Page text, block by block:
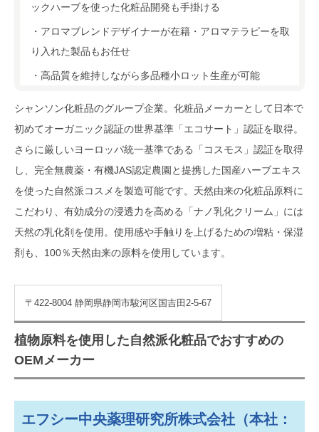
ックハーブを使った化粧品開発も手掛ける
・アロマブレンドデザイナーが在籍・アロマテラピーを取
り入れた製品もお任せ
・高品質を維持しながら多品種小ロット生産が可能
シャンソン化粧品のグループ企業。化粧品メーカーとして日本で
初めてオーガニック認証の世界基準「エコサート」認証を取得。
さらに厳しいヨーロッパ統一基準である「コスモス」認証を取得
し、完全無農薬・有機JAS認定農園と提携した国産ハーブエキス
を使った自然派コスメを製造可能です。天然由来の化粧品原料に
こだわり、有効成分の浸透力を高める「ナノ乳化クリーム」には
天然の乳化剤を使用。使用感や手触りを上げるための増粘・保湿
剤も、100％天然由来の原料を使用しています。
〒422-8004 静岡県静岡市駿河区国吉田2-5-67
植物原料を使用した自然派化粧品でおすすめの
OEMメーカー
エフシー中央薬理研究所株式会社（本社：